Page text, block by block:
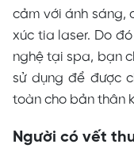
cảm với ánh sáng,
xúc tia laser. Do
nghệ tại spa, bạn
sử dụng để được
toàn cho bản thân
Người có vết